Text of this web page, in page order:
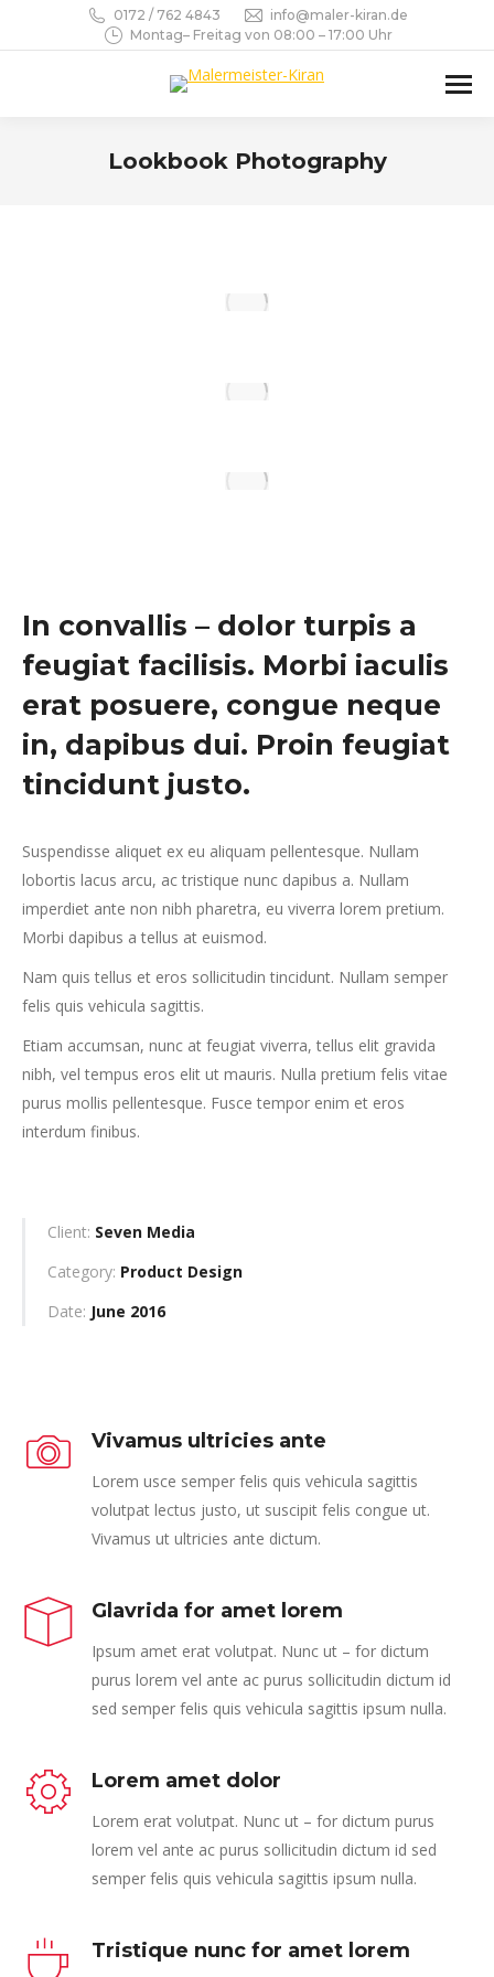
0172 / 762 4843
info@maler-kiran.de
Montag– Freitag von 08:00 – 17:00 Uhr
Lookbook Photography
In convallis – dolor turpis a
feugiat facilisis. Morbi iaculis
erat posuere, congue neque
in, dapibus dui. Proin feugiat
tincidunt justo.
Suspendisse aliquet ex eu aliquam pellentesque. Nullam
lobortis lacus arcu, ac tristique nunc dapibus a. Nullam
imperdiet ante non nibh pharetra, eu viverra lorem pretium.
Morbi dapibus a tellus at euismod.
Nam quis tellus et eros sollicitudin tincidunt. Nullam semper
felis quis vehicula sagittis.
Etiam accumsan, nunc at feugiat viverra, tellus elit gravida
nibh, vel tempus eros elit ut mauris. Nulla pretium felis vitae
purus mollis pellentesque. Fusce tempor enim et eros
interdum finibus.
Client: Seven Media
Category: Product Design
Date: June 2016
Vivamus ultricies ante
Lorem usce semper felis quis vehicula sagittis
volutpat lectus justo, ut suscipit felis congue ut.
Vivamus ut ultricies ante dictum.
Glavrida for amet lorem
Ipsum amet erat volutpat. Nunc ut – for dictum
purus lorem vel ante ac purus sollicitudin dictum id
sed semper felis quis vehicula sagittis ipsum nulla.
Lorem amet dolor
Lorem erat volutpat. Nunc ut – for dictum purus
lorem vel ante ac purus sollicitudin dictum id sed
semper felis quis vehicula sagittis ipsum nulla.
Tristique nunc for amet lorem